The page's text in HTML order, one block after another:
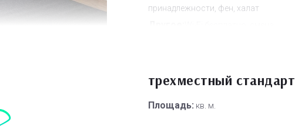
принадлежности, фен, халат
Дополнительное место:2
трехместный стандарт
Площадь: кв. м.